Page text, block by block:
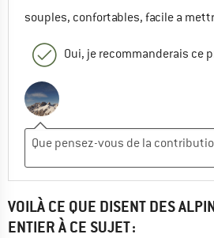
souples, confortables, facile a
Oui, je recommanderais ce
VOILÀ CE QUE DISENT DES
ENTIER À CE SUJET :